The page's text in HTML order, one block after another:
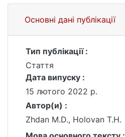
Основні дані публікації
Тип публікації :
Стаття
Дата випуску :
15 лютого 2022 р.
Автор(и) :
Zhdan M.D., Holovan T.H.